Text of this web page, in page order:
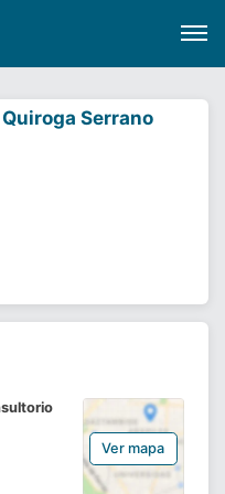
Serrano
Ver mapa